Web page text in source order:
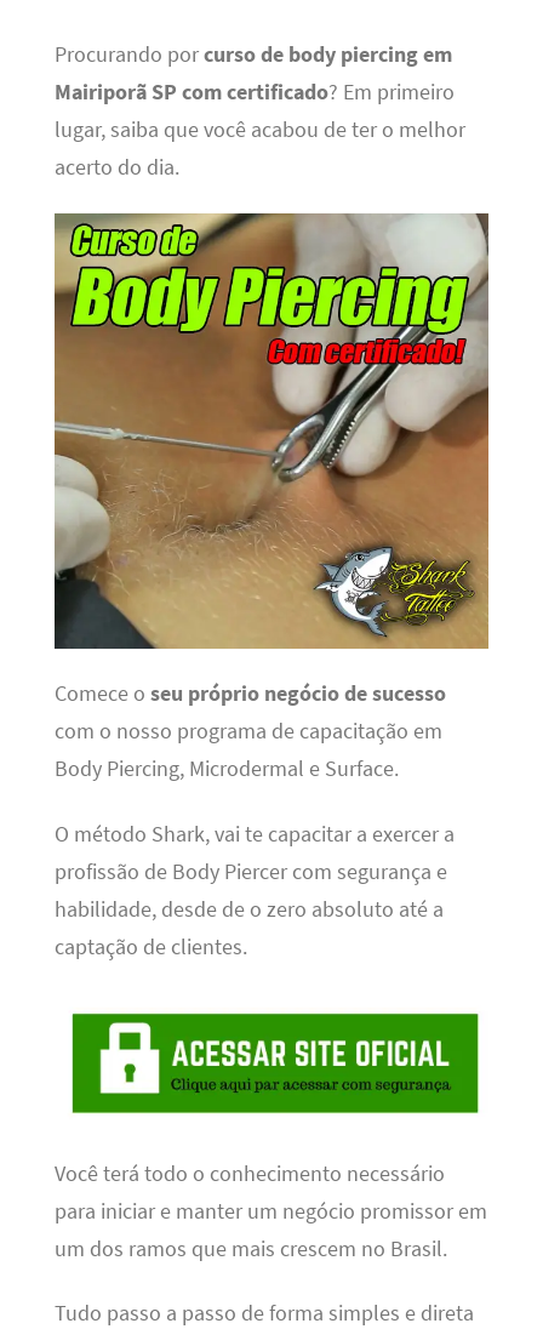
Procurando porcurso de body piercing em
Mairiporã SP com certificado? Em primeiro
lugar, saiba que você acabou de ter o melhor
acerto do dia.
Comece o seu próprio negócio de sucesso
com o nosso programa de capacitação em
Body Piercing, Microdermal e Surface.
O método Shark, vai te capacitar a exercer a
profissão de Body Piercer com segurança e
habilidade, desde de o zero absoluto até a
captação de clientes.
Você terá todo o conhecimento necessário
para iniciar e manter um negócio promissor em
um dos ramos que mais crescem no Brasil.
Tudo passo a passo de forma simples e direta